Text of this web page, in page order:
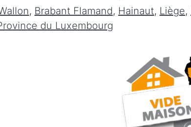
, Brabant Flamand, Hainaut, Liège,
du Luxembourg